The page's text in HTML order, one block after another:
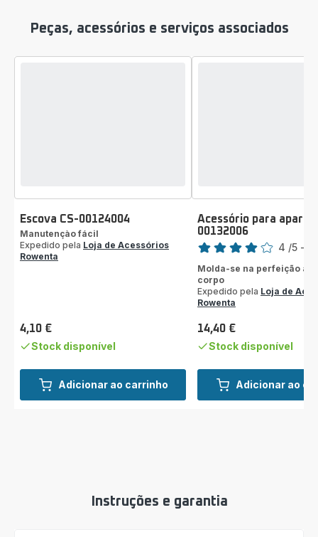
Peças, acessórios e serviços associados
Adicionar ao carrinho
Escova CS-00124004
Manutençào fácil
Expedido pela Loja de Acessórios
Rowenta
Preço
4,10 €
Stock disponível
Adicionar ao
Acessório para
00132006
Classificação
de
quatro
estrelas
4 /5 -
Molda-se na perfeição às
corpo
Expedido pela Loja de
Rowenta
Preço
14,40 €
Stock disponível
Instruções e garantia